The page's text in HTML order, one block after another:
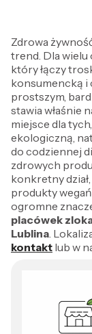
Zdrowa
trend. Dla wielu
który łączy
konsumencką i
prostszym,
stawia właśnie
miejsce dla
ekologiczną,
do codziennej
zdrowych
konkretny
produkty
ogromne
placówek
Lublina.
kontakt lub w